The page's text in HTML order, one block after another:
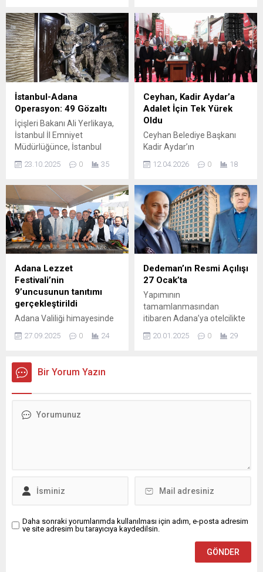
hedeflediklerini söyledi.
Teknik kadro ile
oyuncularına güvendiklerini
belirten Sarı-Siyahlı ekibin
Başkan Yardımcısı
Selahattin Özbay, “Birinci lig
yolunda önemli bir maça
çıkacağız. Adana’ya
galibiyet ile döneceğiz” diye
konuştu. Başkan
Yardımcısı...
Özel Eğitim Uygulama Okulu
iş birliğinde, Engelliler
Haftası kapsamında
gerçekleştirilen “Bugün
Atölyem Çok Özel” ve
“Sınırları Kaldıran Buluşma
Şöleni” etkinlikleri yoğun ilgi
gördü. Özel gereksinimli
öğrencilerin sanat
etmelerine imkân sunan
projeler, renkli görüntülere
ve duygu dolu anlara...
İstanbul-Adana
Operasyon: 49 Gözaltı
İçişleri Bakanı Ali Yerlikaya,
İstanbul İl Emniyet
Müdürlüğünce, İstanbul
koordinesinde, İstanbul İl
İstihbarat ve Organize
Suçlarla Mücadele Şube
Müdürlüklerince yapılan
çalışmalar sonucu organize
suç örgütü üyelerine yönelik
9 ilde eş zamanlı operasyon
gerçekleştiğini duyurdu.
İstanbul merkezli Adana,
Samsun, Siirt, Kocaeli,
Ankara, İzmir, Tekirdağ ve
Aydın’da düzenlenen...
23.10.2025 0 35
Ceyhan, Kadir Aydar’a
Adalet İçin Tek Yürek
Oldu
Ceyhan Belediye Başkanı
Kadir Aydar’ın
gününde düzenlenen
yağmura rağmen alanı
doldurdu. Ceyhan Belediye
Başkanı Kadir Aydar’ın
tutukluluğunun 300’üncü
günü dolayısıyla, Ceyhan
CHP İlçe Başkanlığı önünde
geniş katılımlı bir miting
düzenlendi. Sağanak yağış
mitingde binlerce Ceyhanlı,
Belediye Başkanı Kadir
Aydar’a destek vermek ve
adalet...
12.04.2026 0 18
Adana Lezzet
Festivali’nin
9’uncusunun tanıtımı
gerçekleştirildi
Adana Valiliği himayesinde
Belediyesi, dört merkez ilçe
başkanlarının katkılarıyla
düzenlenen 9. Uluslararası
toplantısı; Adana Valisi
Hasibe Akkan, Adana
27.09.2025 0 24
Dedeman’ın Resmi Açılışı
27 Ocak’ta
Yapımının
tamamlanmasından
itibaren Adana’ya otelcilikte
Dedeman Oteli için, 27 Ocak
20.01.2025 0 29
Bir Yorum Yazın
Daha sonraki yorumlarımda kullanılması için adım, e-posta adresim
ve site adresim bu tarayıcıya kaydedilsin.